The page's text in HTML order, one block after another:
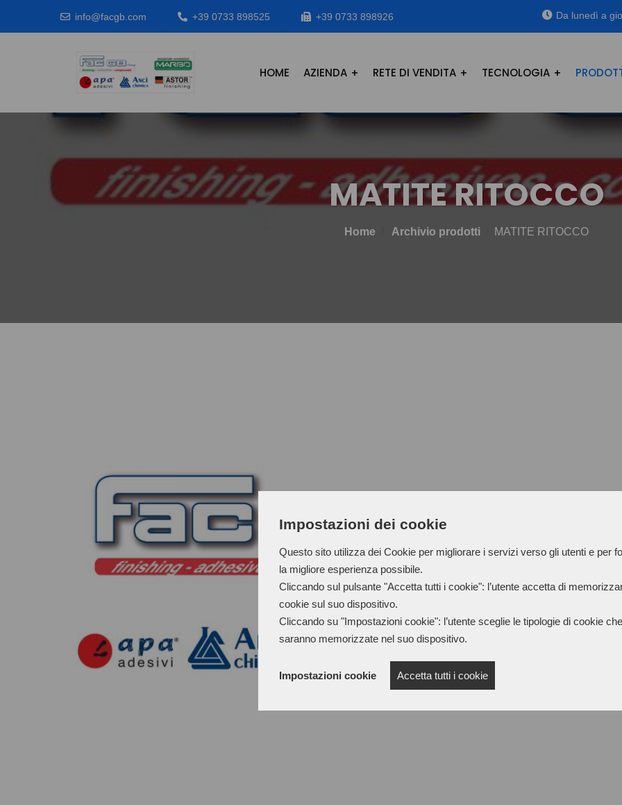
Impostazioni dei cookie
Questo sito utilizza dei Cookie per migliorare i servizi verso gli utenti e per
la migliore esperienza possibile.
Cliccando sul pulsante "Accetta tutti i cookie": l’utente accetta di
cookie sul suo dispositivo.
Cliccando su "Impostazioni cookie": l’utente sceglie le tipologie di cookie che
saranno memorizzate nel suo dispositivo.
Impostazioni cookie Accetta tutti i cookie
info@facgb.com +39 0733 898525 +39 0733 898926 Da lunedì a
HOME AZIENDA RETE DI VENDITA TECNOLOGIA
MATITE RITOCCO
Home Archivio prodotti MATITE RITOCCO
per riparare
riparare le pelli rovinate